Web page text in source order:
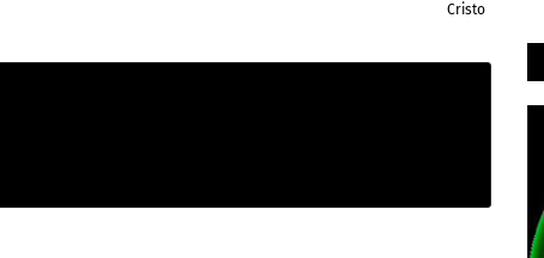
Cristo